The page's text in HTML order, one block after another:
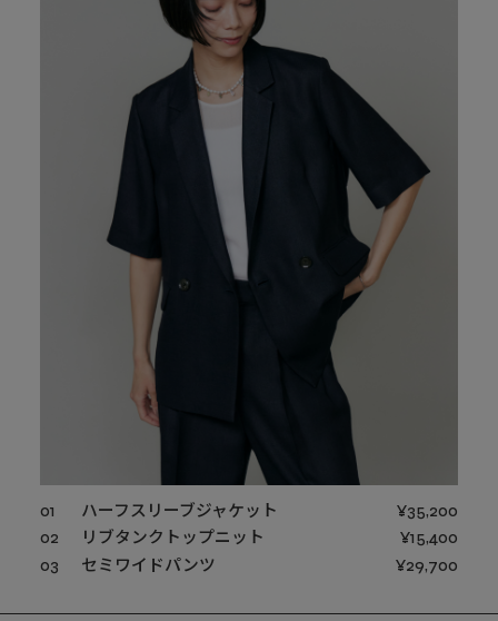
01 ハーフスリーブジャケット
¥35,200
02
リブタンクトップニット
¥15,400
03
セミワイドパンツ ¥29,700